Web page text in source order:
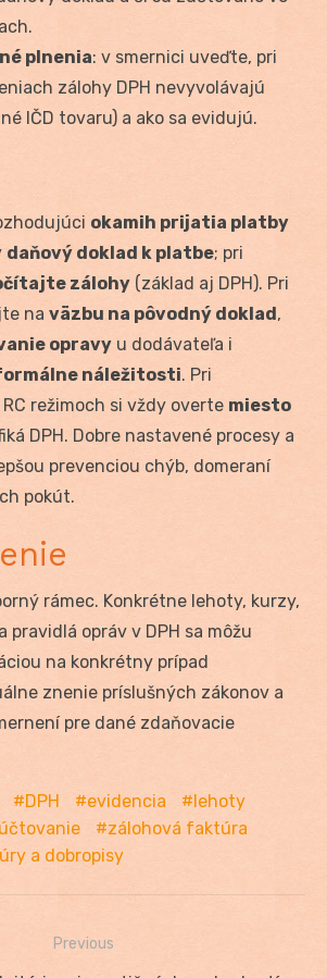
plnenia: v smernici uveďte, pri
zálohy DPH nevyvolávajú
IČD tovaru) a ako sa evidujú.
okamih prijatia platby
daňový doklad k platbe; pri
zálohy (základ aj DPH). Pri
na väzbu na pôvodný doklad ,
opravy u dodávateľa i
náležitosti. Pri
režimoch si vždy overte miesto
DPH. Dobre nastavené procesy a
prevenciou chýb, domeraní
pokút.
rámec. Konkrétne lehoty, kurzy,
pravidlá opráv v DPH sa môžu
na konkrétny prípad
znenie príslušných zákonov a
pre dané zdaňovacie
DPH evidencia
lehoty
účtovanie
zálohová faktúra
a dobropisy
Previous